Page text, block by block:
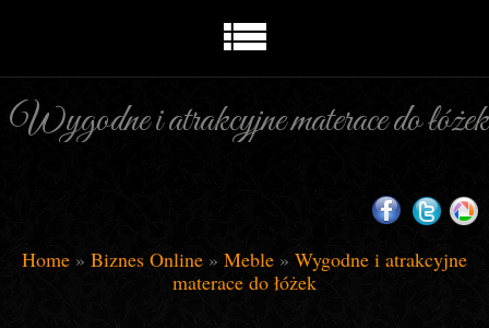
Wygodne i atrakcyjne materace do łóżek
Home » Biznes Online » Meble » Wygodne i atrakcyjne
materace do łóżek